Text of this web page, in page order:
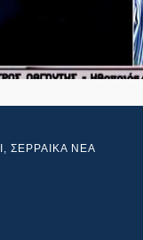
, ΣΕΡΡΑΙΚΑ ΝΕΑ